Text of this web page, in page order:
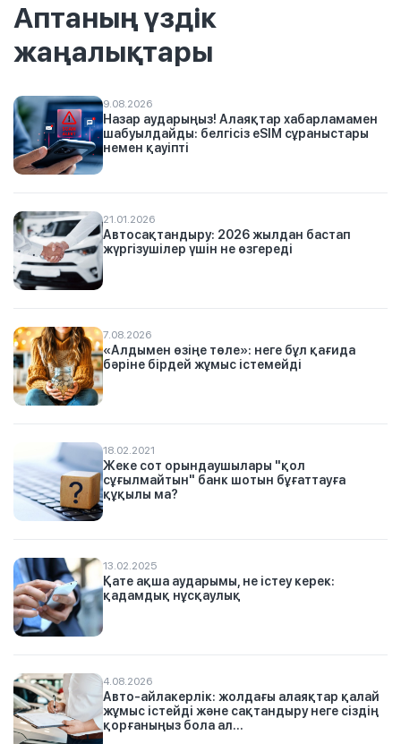
Аптаның үздік
жаңалықтары
9.08.2026
Назар аударыңыз! Алаяқтар хабарламамен
шабуылдайды: белгісіз eSIM сұраныстары
немен қауіпті
21.01.2026
Автосақтандыру: 2026 жылдан бастап
жүргізушілер үшін не өзгереді
7.08.2026
«Алдымен өзіңе төле»: неге бұл қағида
бәріне бірдей жұмыс істемейді
18.02.2021
Жеке сот орындаушылары "қол
сұғылмайтын" банк шотын бұғаттауға
құқылы ма?
13.02.2025
Қате ақша аударымы, не істеу керек:
қадамдық нұсқаулық
4.08.2026
Авто-айлакерлік: жолдағы алаяқтар қалай
жұмыс істейді және сақтандыру неге сіздің
қорғаныңыз бола ал...